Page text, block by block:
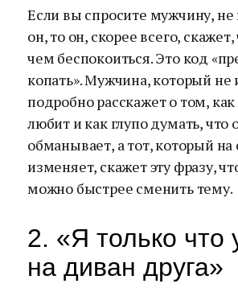
Если вы спросите мужчину,
он, то он, скорее всего,
чем беспокоиться. Это код
копать». Мужчина, который не
подробно расскажет о том,
любит и как глупо думать, что
обманывает, а тот, который
изменяет, скажет эту фразу,
можно быстрее сменить тему.
2. «Я только что
на диван друга»